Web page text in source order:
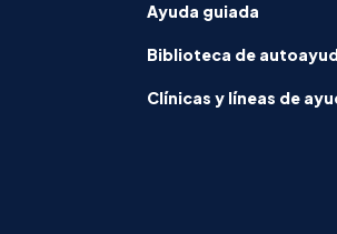
Ayuda guiada
Biblioteca de
Clínicas y líneas de